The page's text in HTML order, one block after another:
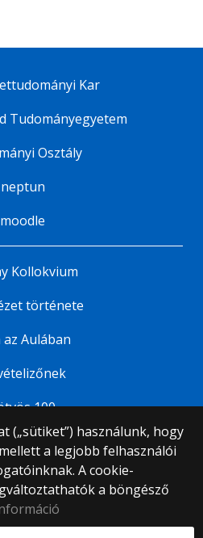
(„sütiket”) használunk, hogy
a legjobb felhasználói
A cookie-
a böngésző
Kar
Tudományegyetem
Osztály
neptun
moodle
Kollokvium
története
az Aulában
100
Tudományegyetem
fenntartva.
Egyetem tér 1–3.
+36 1 411 6500